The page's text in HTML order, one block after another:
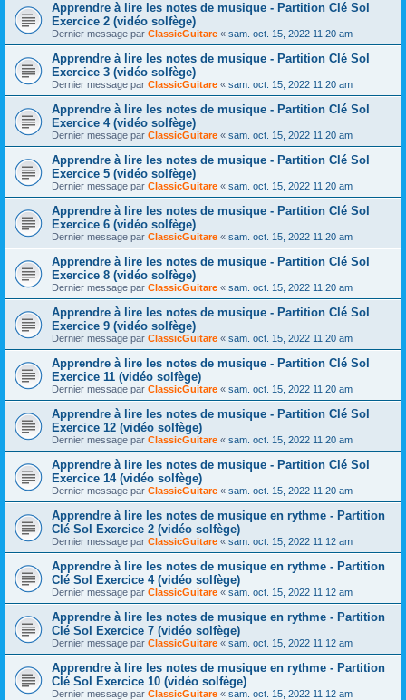
Apprendre à lire les notes de musique - Partition Clé Sol
Exercice 2 (vidéo solfège)
Dernier message par ClassicGuitare « sam. oct. 15, 2022 11:20 am
Apprendre à lire les notes de musique - Partition Clé Sol
Exercice 3 (vidéo solfège)
Dernier message par ClassicGuitare « sam. oct. 15, 2022 11:20 am
Apprendre à lire les notes de musique - Partition Clé Sol
Exercice 4 (vidéo solfège)
Dernier message par ClassicGuitare « sam. oct. 15, 2022 11:20 am
Apprendre à lire les notes de musique - Partition Clé Sol
Exercice 5 (vidéo solfège)
Dernier message par ClassicGuitare « sam. oct. 15, 2022 11:20 am
Apprendre à lire les notes de musique - Partition Clé Sol
Exercice 6 (vidéo solfège)
Dernier message par ClassicGuitare « sam. oct. 15, 2022 11:20 am
Apprendre à lire les notes de musique - Partition Clé Sol
Exercice 8 (vidéo solfège)
Dernier message par ClassicGuitare « sam. oct. 15, 2022 11:20 am
Apprendre à lire les notes de musique - Partition Clé Sol
Exercice 9 (vidéo solfège)
Dernier message par ClassicGuitare « sam. oct. 15, 2022 11:20 am
Apprendre à lire les notes de musique - Partition Clé Sol
Exercice 11 (vidéo solfège)
Dernier message par ClassicGuitare « sam. oct. 15, 2022 11:20 am
Apprendre à lire les notes de musique - Partition Clé Sol
Exercice 12 (vidéo solfège)
Dernier message par ClassicGuitare « sam. oct. 15, 2022 11:20 am
Apprendre à lire les notes de musique - Partition Clé Sol
Exercice 14 (vidéo solfège)
Dernier message par ClassicGuitare « sam. oct. 15, 2022 11:20 am
Apprendre à lire les notes de musique en rythme - Partition
Clé Sol Exercice 2 (vidéo solfège)
Dernier message par ClassicGuitare « sam. oct. 15, 2022 11:12 am
Apprendre à lire les notes de musique en rythme - Partition
Clé Sol Exercice 4 (vidéo solfège)
Dernier message par ClassicGuitare « sam. oct. 15, 2022 11:12 am
Apprendre à lire les notes de musique en rythme - Partition
Clé Sol Exercice 7 (vidéo solfège)
Dernier message par ClassicGuitare « sam. oct. 15, 2022 11:12 am
Apprendre à lire les notes de musique en rythme - Partition
Clé Sol Exercice 10 (vidéo solfège)
Dernier message par ClassicGuitare « sam. oct. 15, 2022 11:12 am